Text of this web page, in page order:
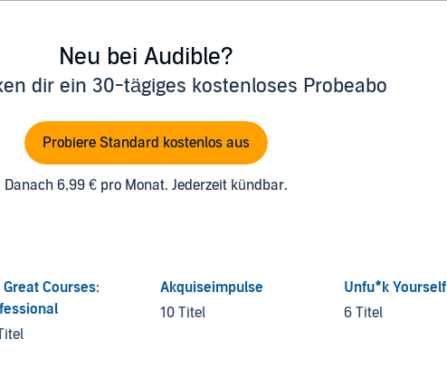
Neu bei Audible?
dir ein 30-tägiges kostenloses Probeabo
Probiere Standard kostenlos aus
Danach 6,99 € pro Monat. Jederzeit kündbar.
Great Courses:
Akquiseimpulse
10 Titel
Unfu*k Yourself
6 Titel